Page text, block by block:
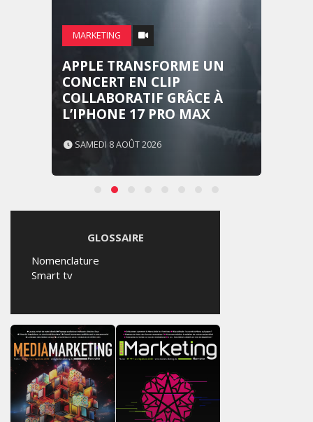
MARKETING
APPLE TRANSFORME UN
CONCERT EN CLIP
COLLABORATIF GRÂCE À
L’IPHONE 17 PRO MAX
SAMEDI 8 AOÛT 2026
GLOSSAIRE
Nomenclature
Smart tv